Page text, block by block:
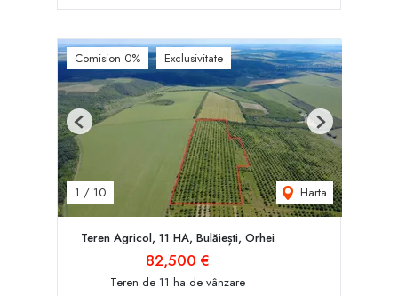
Comision 0% Exclusivitate
1 / 10 Harta
Previous Next
Teren Agricol, 11 HA, Bulăiești, Orhei
82,500 €
Teren de 11 ha de vânzare